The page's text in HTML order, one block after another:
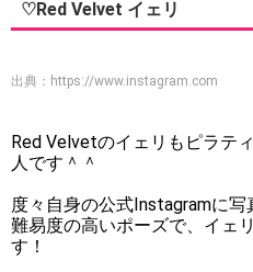
♡Red Velvet イェリ
出典： https://www.instagram.com
Red Velvetのイェリもピラテ
人です＾＾
度々自身の公式Instagramに
難易度の高いポーズで、イェ
す！